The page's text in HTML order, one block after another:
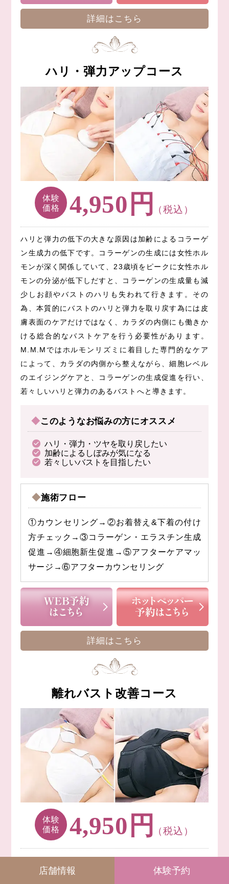
詳細はこちら
ハリ・弾力アップコース
体験
価格
4,950 円 （税込）
ハリと弾力の低下の大きな原因は加齢によるコラーゲ
ン生成力の低下です。コラーゲンの生成には女性ホル
モンが深く関係していて、23歳頃をピークに女性ホル
モンの分泌が低下しだすと、コラーゲンの生成量も減
少しお顔やバストのハリも失われて行きます。その
為、本質的にバストのハリと弾力を取り戻す為には皮
膚表面のケアだけではなく、カラダの内側にも働きか
ける総合的なバストケアを行う必要性があります。
M.M.Mではホルモンリズミに着目した専門的なケア
によって、カラダの内側から整えながら、細胞レベル
のエイジングケアと、コラーゲンの生成促進を行い、
若々しいハリと弾力のあるバストへと導きます。
◆このようなお悩みの方にオススメ
ハリ・弾力・ツヤを取り戻したい
加齢によるしぼみが気になる
若々しいバストを目指したい
◆施術フロー
①カウンセリング→②お着替え&下着の付け
方チェック→③コラーゲン・エラスチン生成
促進→④細胞新生促進→⑤アフターケアマッ
サージ→⑥アフターカウンセリング
詳細はこちら
離れバスト改善コース
体験
価格
4,950 円 （税込）
ばり】【脂肪の流れ】【筋膜の癒着】【クーバー靭帯
店舗情報 体験予約